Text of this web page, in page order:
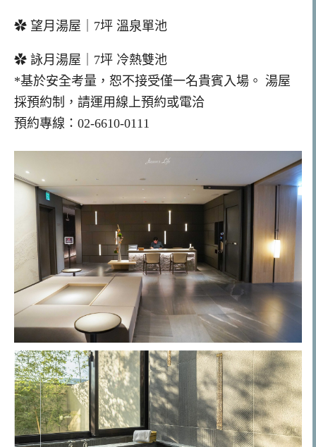
✿ 望月湯屋｜7坪 溫泉單池
✿ 詠月湯屋｜7坪 冷熱雙池
*基於安全考量，恕不接受僅一名貴賓入場。 湯屋
採預約制，請運用線上預約或電洽
預約專線：02-6610-0111